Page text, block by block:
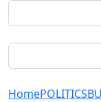
HomePOLITICS